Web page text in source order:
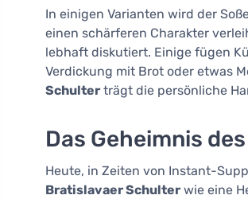
In einigen Varianten wird der
einen schärferen Charakter
lebhaft diskutiert. Einige fügen
Verdickung mit Brot oder etwas
Schulter trägt die persönliche
Das Geheimnis
Heute, in Zeiten von Instant-
Bratislavaer Schulter wie eine